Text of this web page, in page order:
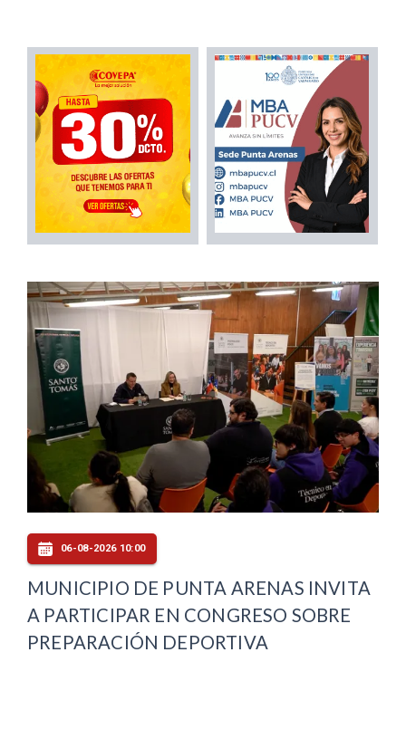
06-08-2026 10:00
MUNICIPIO DE PUNTA ARENAS INVITA
A PARTICIPAR EN CONGRESO SOBRE
PREPARACIÓN DEPORTIVA